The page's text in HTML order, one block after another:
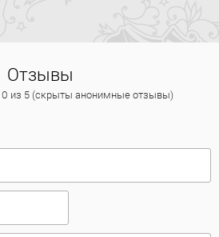
Отзывы
0 из 5 (скрыты анонимные отзывы)